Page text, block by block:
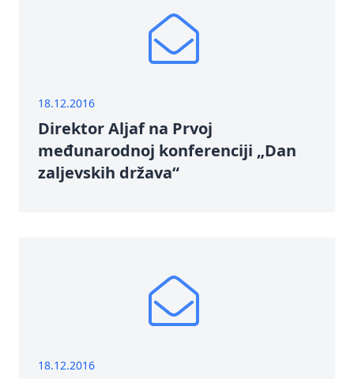
18.12.2016
Direktor Aljaf na Prvoj
međunarodnoj konferenciji „Dan
zaljevskih država“
18.12.2016